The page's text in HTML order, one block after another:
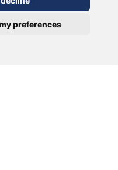
preferences